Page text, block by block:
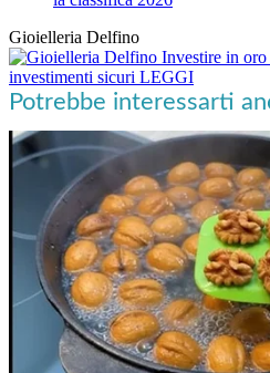
Gioielleria Delfino
Investire in oro
investimenti sicuri LEGGI